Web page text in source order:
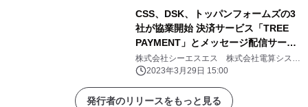
CSS、DSK、トッパンフォームズの3
社が協業開始 決済サービス「TREE
PAYMENT」とメッセージ配信サービ
ス「EngagePlus」の連携によるサー
ビス内容のレベルアップについて
株式会社シーエスエス 株式会社電算システ
ム トッパン・フォームズ株式会社
2023年3月29日 15:00
発行者のリリースをもっと見る